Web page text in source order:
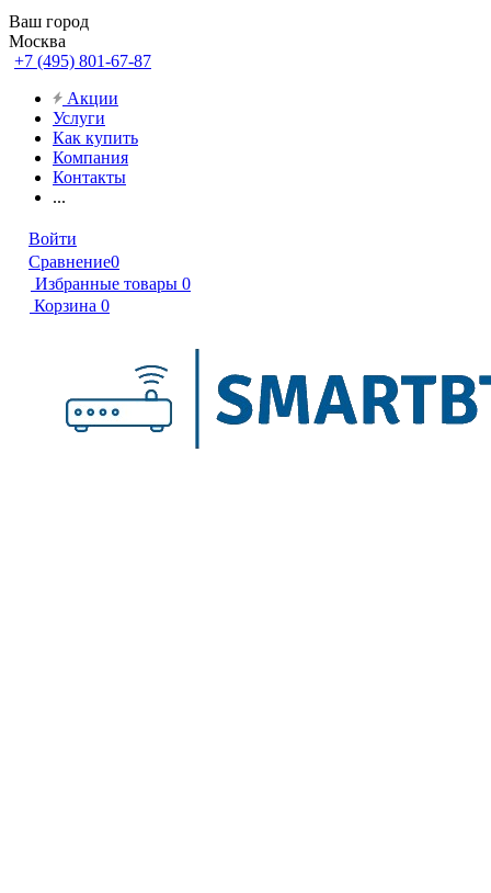
Ваш город
Москва
+7 (495) 801-67-87
Акции
Услуги
Как купить
Компания
Контакты
...
Войти
Сравнение0
Избранные товары 0
Корзина 0